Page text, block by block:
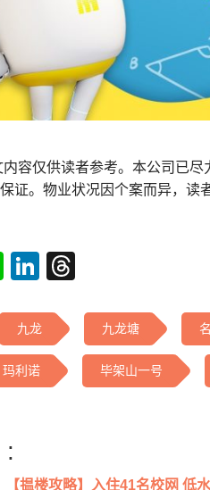
容仅供读者参考。本公司已
证。物业状况因个案而异，读
LineLinkedIn
九龙 九龙塘
玛利诺 毕架山一号
:
【揾楼攻略】入住41名校网 低